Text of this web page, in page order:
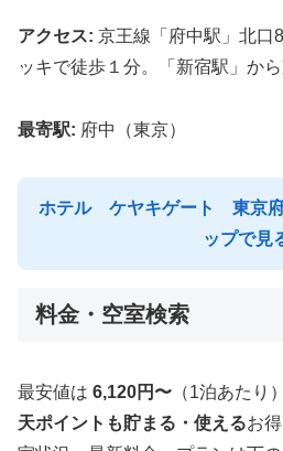
アクセス: 京王線「府中駅」北口
ッキで徒歩１分。「新宿駅」から
最寄駅: 府中（東京）
ホテル ケヤキゲート 東京府
ップで見
料金・空室検索
最安値は 6,120円〜 （1泊あたり
天ポイントも貯まる・使えるお